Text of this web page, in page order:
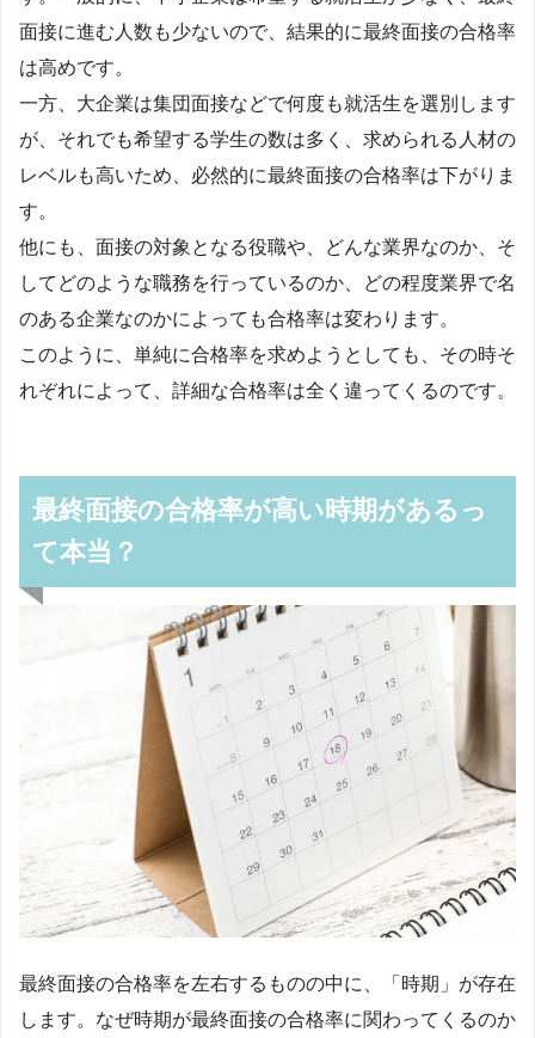
面接に進む人数も少ないので、結果的に最終面接の合格率
は高めです。
一方、大企業は集団面接などで何度も就活生を選別します
が、それでも希望する学生の数は多く、求められる人材の
レベルも高いため、必然的に最終面接の合格率は下がりま
す。
他にも、面接の対象となる役職や、どんな業界なのか、そ
してどのような職務を行っているのか、どの程度業界で名
のある企業なのかによっても合格率は変わります。
このように、単純に合格率を求めようとしても、その時そ
れぞれによって、詳細な合格率は全く違ってくるのです。
最終面接の合格率が高い時期があるっ
て本当？
最終面接の合格率を左右するものの中に、「時期」が存在
します。なぜ時期が最終面接の合格率に関わってくるのか